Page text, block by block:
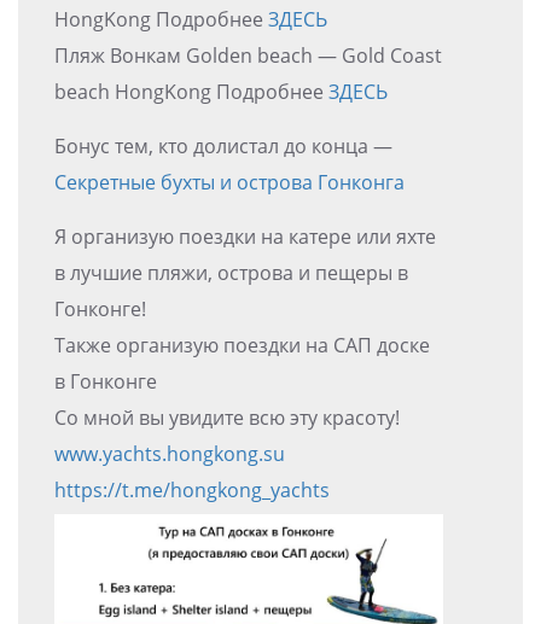
HongKong Подробнее ЗДЕСЬ
Пляж Вонкам Golden beach — Gold Coast
beach HongKong Подробнее ЗДЕСЬ
Бонус тем, кто долистал до конца —
Секретные бухты и острова Гонконга
Я организую поездки на катере или яхте
в лучшие пляжи, острова и пещеры в
Гонконге!
Также организую поездки на САП доске
в Гонконге
Со мной вы увидите всю эту красоту!
www.yachts.hongkong.su
https://t.me/hongkong_yachts